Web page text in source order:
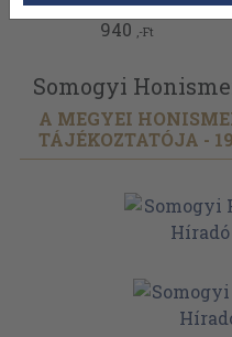
940 ,-Ft
Somogyi
A MEGYEI
TÁJÉKOZTATÓJA -